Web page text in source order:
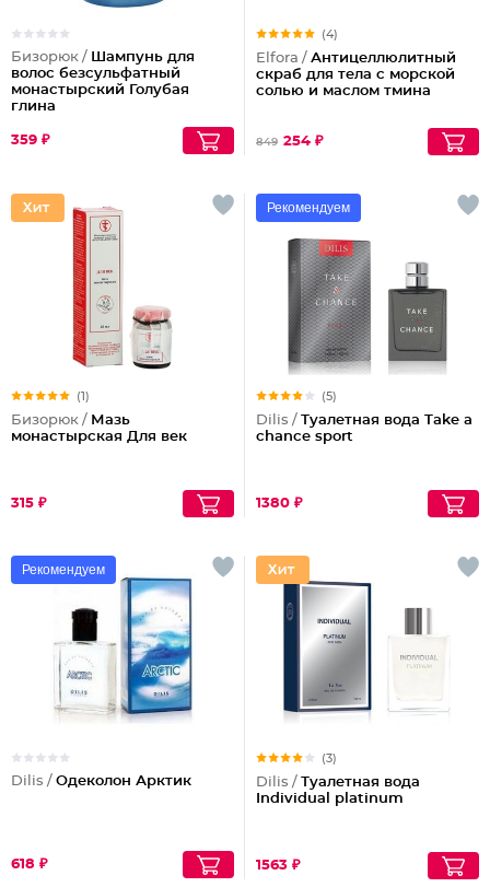
Бизорюк / Шампунь для
волос безсульфатный
монастырский Голубая
глина
359 ₽
(4)
Elfora / Антицеллюлитный
скраб для тела с морской
солью и маслом тмина
849 254 ₽
(1)
Бизорюк / Мазь
монастырская Для век
315 ₽
Рекомендуем
(5)
Dilis / Туалетная вода Take a
chance sport
1380 ₽
Рекомендуем
Dilis / Одеколон Арктик
618 ₽
(3)
Dilis / Туалетная вода
Individual platinum
1563 ₽